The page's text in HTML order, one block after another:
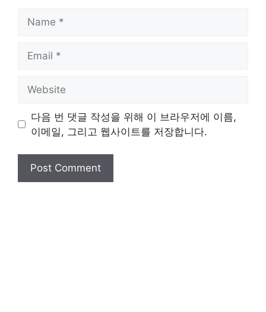
다음 번 댓글 작성을 위해 이 브라우저에 이름,
이메일, 그리고 웹사이트를 저장합니다.